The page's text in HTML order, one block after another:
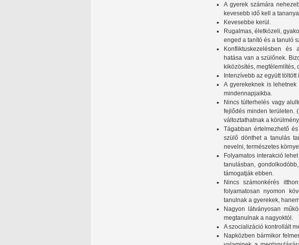
A gyerek számára
kevesebb idő kell a
Kevesebbe kerül.
Rugalmas, életközeli,
enged a tanító és a tanuló
Konfliktuskezelésben és
hatása van a szülőnek.
kiközösítés, megfélemlítés,
Intenzívebb az együtt töltött
A gyerekeknek is
mindennapjaikba.
Nincs túlterhelés vagy
fejlődés minden területen.
változtathatnak a
Tágabban értelmezhető
szülő dönthet a tanulás
nevelni, természetes
Folyamatos interakció
tanulásban,
támogatják ebben.
Nincs számonkérés
folyamatosan nyomon
tanulnak a gyerekek,
Nagyon látványosan
megtanulnak a nagyoktól.
A szocializáció kontrollált
Napközben bármikor